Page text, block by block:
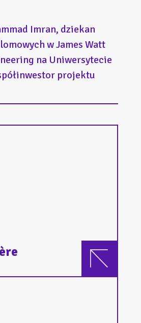
Imran, dziekan
w James Watt
na Uniwersytecie
projektu